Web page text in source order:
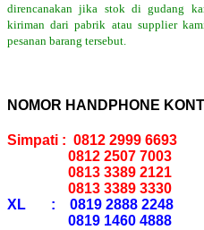
direncanakan jika stok di gudang
kiriman dari pabrik atau supplier
pesanan barang tersebut.
NOMOR HANDPHONE
Simpati : 0812 2999 6693
0812 2507 7003
0813 3389 2121
0813 3389 3330
XL : 0819 2888 2248
0819 1460 4888